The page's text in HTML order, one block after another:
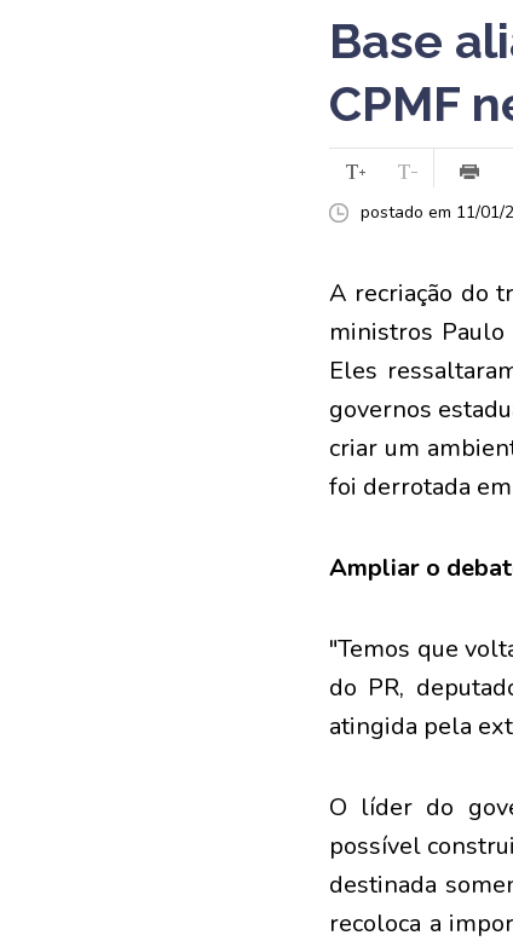
Base
CPMF
postado em 11/01/
A recriação do
ministros
Eles
governos
criar um
foi derrotada
Ampliar o
"Temos que
do PR,
atingida pela
O líder do
possível
destinada
recoloca a